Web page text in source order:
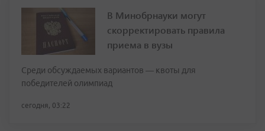
В Минобрнауки могут
скорректировать правила
приема в вузы
Среди обсуждаемых вариантов — квоты для
победителей олимпиад
сегодня, 03:22